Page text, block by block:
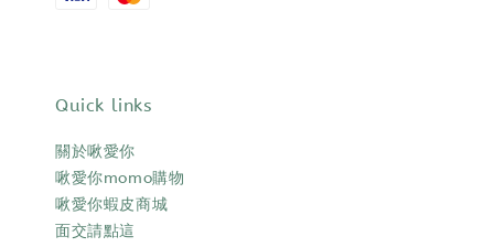
Quick links
關於啾愛你
啾愛你momo購物
啾愛你蝦皮商城
面交請點這